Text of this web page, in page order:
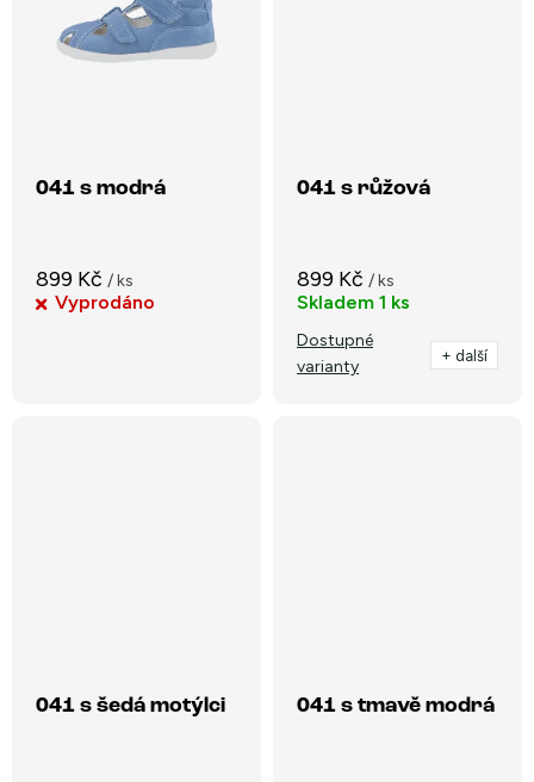
041 s modrá
899 Kč / ks
Vyprodáno
041 s růžová
899 Kč / ks
Skladem 1 ks
Dostupné
varianty
+ další
041 s šedá motýlci 041 s tmavě modrá